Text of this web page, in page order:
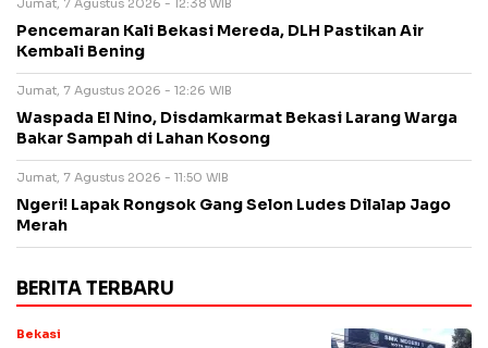
Jumat, 7 Agustus 2026 - 12:38 WIB
Pencemaran Kali Bekasi Mereda, DLH Pastikan Air
Kembali Bening
Jumat, 7 Agustus 2026 - 12:26 WIB
Waspada El Nino, Disdamkarmat Bekasi Larang Warga
Bakar Sampah di Lahan Kosong
Jumat, 7 Agustus 2026 - 11:50 WIB
Ngeri! Lapak Rongsok Gang Selon Ludes Dilalap Jago
Merah
BERITA TERBARU
Bekasi